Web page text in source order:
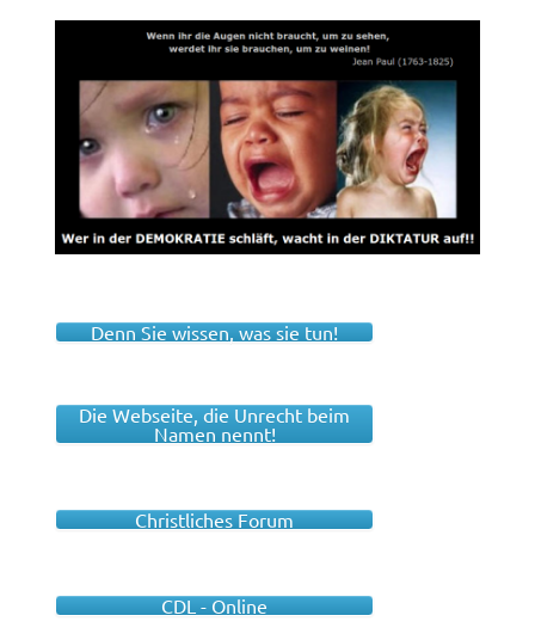
Denn Sie wissen, was sie tun!
Die Webseite, die Unrecht beim
Namen nennt!
Christliches Forum
CDL - Online